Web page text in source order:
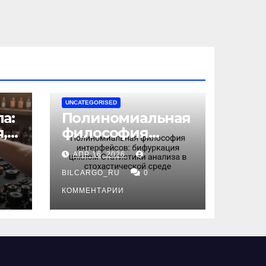
UNCATEGORISED
Полиномиальная
философия
интерфейсов:
бифуркация
циклом
Статистики
анализа в
среде
АПР 16, 2026
BILCARGO_RU 0
КОММЕНТАРИИ